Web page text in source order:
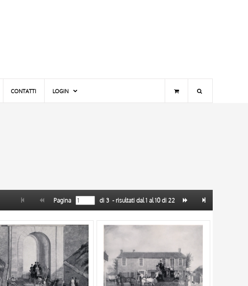
CONTATTI LOGIN
Pagina di 3 - risultati dal1 al10di 22